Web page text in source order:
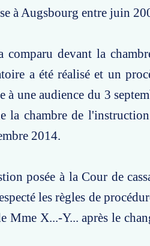
à Augsbourg entre juin
comparu devant la
a été réalisé et un
à une audience du 3
la chambre de
2014.
posée à la Cour de
les règles de
Mme X...-Y... après le